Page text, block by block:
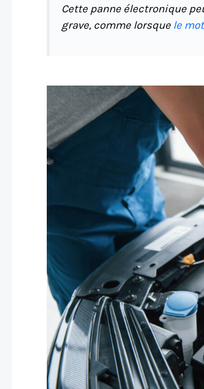
Cette panne électronique
grave, comme lorsque le